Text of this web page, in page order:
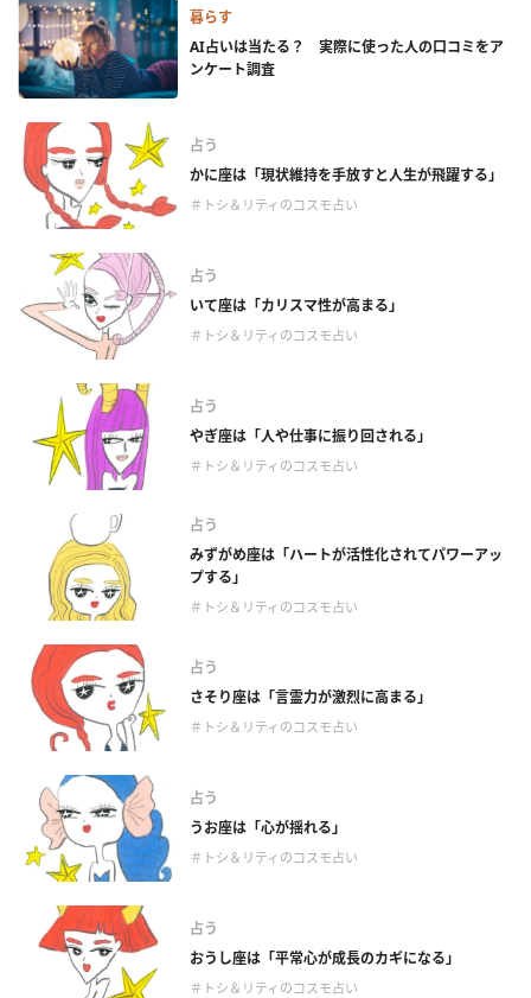
暮らす
AI占いは当たる？ 実際に使った人の口コミをア
ンケート調査
占う
かに座は「現状維持を手放すと人生が飛躍する」
＃トシ＆リティのコスモ占い
占う
いて座は「カリスマ性が高まる」
＃トシ＆リティのコスモ占い
占う
やぎ座は「人や仕事に振り回される」
＃トシ＆リティのコスモ占い
占う
みずがめ座は「ハートが活性化されてパワーアッ
プする」
＃トシ＆リティのコスモ占い
占う
さそり座は「言霊力が激烈に高まる」
＃トシ＆リティのコスモ占い
占う
うお座は「心が揺れる」
＃トシ＆リティのコスモ占い
占う
おうし座は「平常心が成長のカギになる」
＃トシ＆リティのコスモ占い